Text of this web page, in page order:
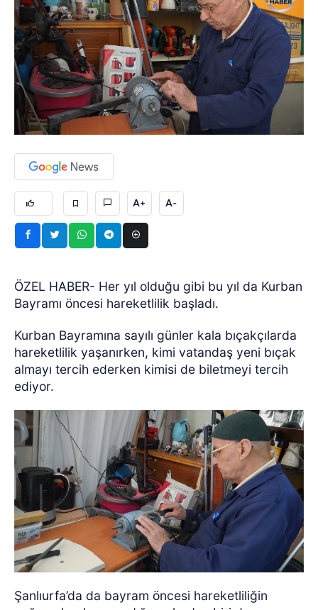
A+ A-
ÖZEL HABER- Her yıl olduğu gibi bu yıl da Kurban
Bayramı öncesi hareketlilik başladı.
Kurban Bayramına sayılı günler kala bıçakçılarda
hareketlilik yaşanırken, kimi vatandaş yeni bıçak
almayı tercih ederken kimisi de biletmeyi tercih
ediyor.
Şanlıurfa’da da bayram öncesi hareketliliğin